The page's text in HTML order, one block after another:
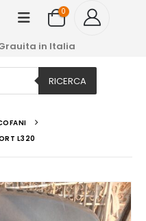
0
in Italia
RICERCA
L320